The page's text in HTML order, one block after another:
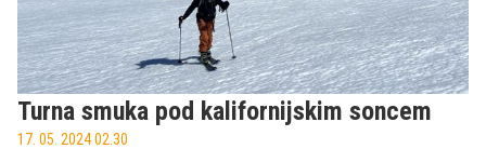
veter v laseh.
Turna smuka pod kalifornijskim soncem
17. 05. 2024 02.30